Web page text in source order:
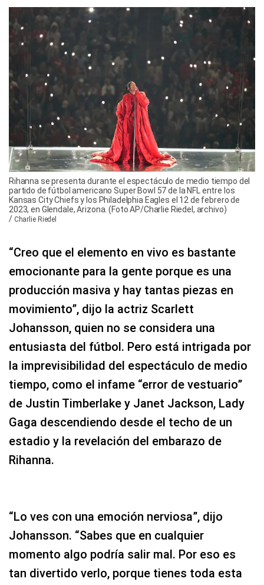
Rihanna se presenta durante el espectáculo de medio tiempo del
partido de fútbol americano Super Bowl 57 de la NFL entre los
Kansas City Chiefs y los Philadelphia Eagles el 12 de febrero de
2023, en Glendale, Arizona. (Foto AP/Charlie Riedel, archivo)
/ Charlie Riedel
“Creo que el elemento en vivo es bastante
emocionante para la gente porque es una
producción masiva y hay tantas piezas en
movimiento”, dijo la actriz Scarlett
Johansson, quien no se considera una
entusiasta del fútbol. Pero está intrigada por
la imprevisibilidad del espectáculo de medio
tiempo, como el infame “error de vestuario”
de Justin Timberlake y Janet Jackson, Lady
Gaga descendiendo desde el techo de un
estadio y la revelación del embarazo de
Rihanna.
“Lo ves con una emoción nerviosa”, dijo
Johansson. “Sabes que en cualquier
momento algo podría salir mal. Por eso es
tan divertido verlo, porque tienes toda esta